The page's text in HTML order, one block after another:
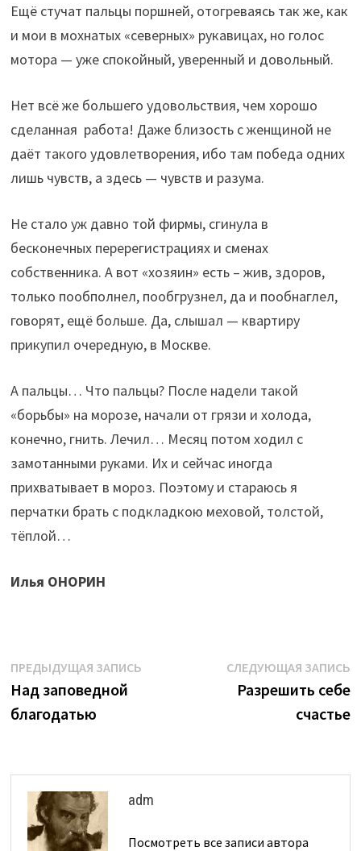
Ещё стучат пальцы поршней, отогреваясь так же, как
и мои в мохнатых «северных» рукавицах, но голос
мотора — уже спокойный, уверенный и довольный.
Нет всё же большего удовольствия, чем хорошо
сделанная работа! Даже близость с женщиной не
даёт такого удовлетворения, ибо там победа одних
лишь чувств, а здесь — чувств и разума.
Не стало уж давно той фирмы, сгинула в
бесконечных перерегистрациях и сменах
собственника. А вот «хозяин» есть – жив, здоров,
только пообполнел, пообгрузнел, да и пообнаглел,
говорят, ещё больше. Да, слышал — квартиру
прикупил очередную, в Москве.
А пальцы… Что пальцы? После надели такой
«борьбы» на морозе, начали от грязи и холода,
конечно, гнить. Лечил… Месяц потом ходил с
замотанными руками. Их и сейчас иногда
прихватывает в мороз. Поэтому и стараюсь я
перчатки брать с подкладкою меховой, толстой,
тёплой…
Илья ОНОРИН
Навигация
по
записям
ПРЕДЫДУЩАЯ ЗАПИСЬПредыдущая
Над заповедной
благодатью
СЛЕДУЮЩАЯ ЗАПИСЬ
Разрешить себе
счастье
adm
Посмотреть все записи автора